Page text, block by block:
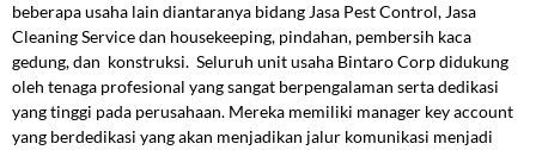
beberapa usaha lain diantaranya bidang Jasa Pest Control, Jasa
Cleaning Service dan housekeeping, pindahan, pembersih kaca
gedung, dan konstruksi. Seluruh unit usaha Bintaro Corp didukung
oleh tenaga profesional yang sangat berpengalaman serta dedikasi
yang tinggi pada perusahaan. Mereka memiliki manager key account
yang berdedikasi yang akan menjadikan jalur komunikasi menjadi